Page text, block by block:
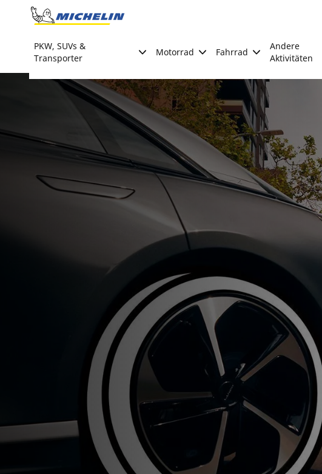
Go to page content
PKW, SUVs &
Transporter
Motorrad Fahrrad
Andere
Aktivitäten